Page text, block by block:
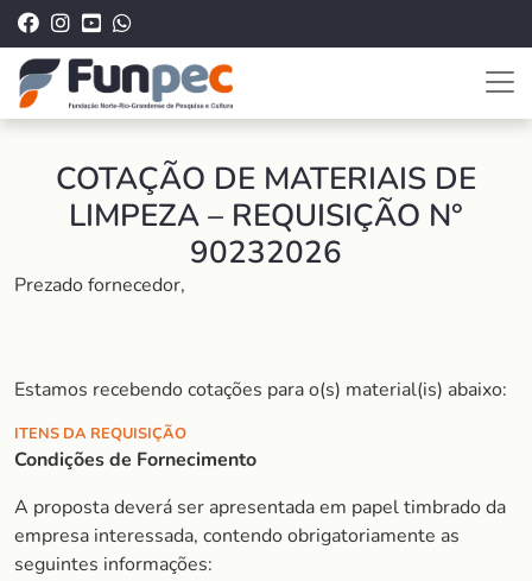
COTAÇÃO DE MATERIAIS DE
LIMPEZA – REQUISIÇÃO N°
90232026
Prezado fornecedor,
Estamos recebendo cotações para o(s) material(is) abaixo:
ITENS DA REQUISIÇÃO
Condições de Fornecimento
A proposta deverá ser apresentada em papel timbrado da
empresa interessada, contendo obrigatoriamente as
seguintes informações: